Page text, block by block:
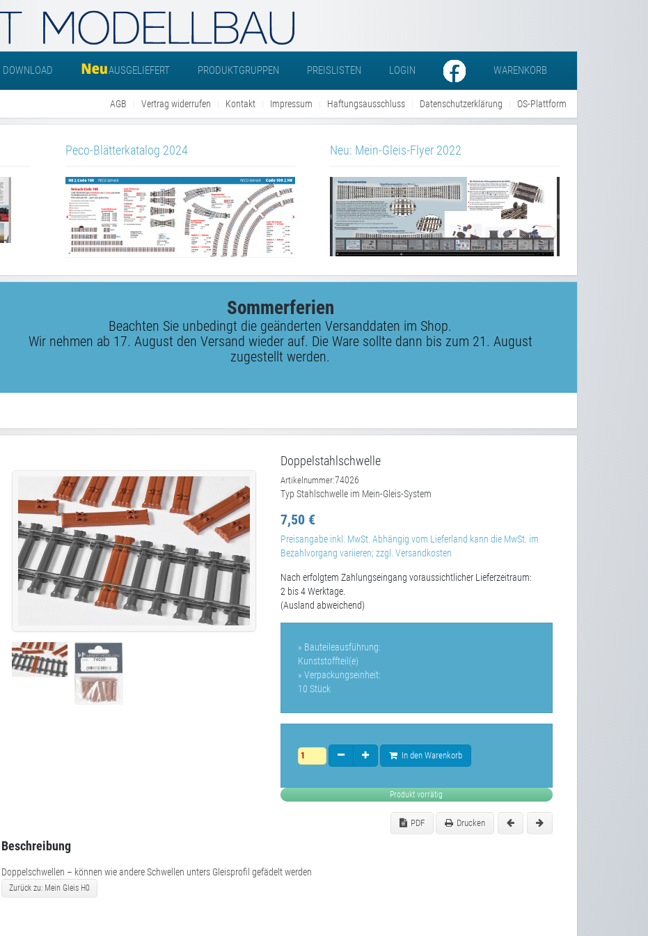
DOWNLOAD AUSGELIEFERT PRODUKTGRUPPEN PREISLISTEN LOGIN WARENKORB
AGB Vertrag widerrufen Kontakt Impressum Haftungsausschluss Datenschutzerklärung OS-Plattform
Peco-Blätterkatalog 2024 Neu: Mein-Gleis-Flyer 2022
Sommerferien
Beachten Sie unbedingt die geänderten Versanddaten im Shop.
Wir nehmen ab 17. August den Versand wieder auf. Die Ware sollte dann bis zum 21. August
zugestellt werden.
Doppelstahlschwelle
Artikelnummer:74026
Typ Stahlschwelle im Mein-Gleis-System
7,50 €
Preisangabe inkl. MwSt. Abhängig vom Lieferland kann die MwSt. im
Bezahlvorgang variieren; zzgl. Versandkosten
Nach erfolgtem Zahlungseingang voraussichtlicher Lieferzeitraum:
2 bis 4 Werktage.
(Ausland abweichend)
» Bauteileausführung:
Kunststoffteil(e)
» Verpackungseinheit:
10 Stück
In den Warenkorb
Produkt vorrätig
PDF Drucken
Beschreibung
Doppelschwellen – können wie andere Schwellen unters Gleisprofil gefädelt werden
Zurück zu: Mein Gleis H0